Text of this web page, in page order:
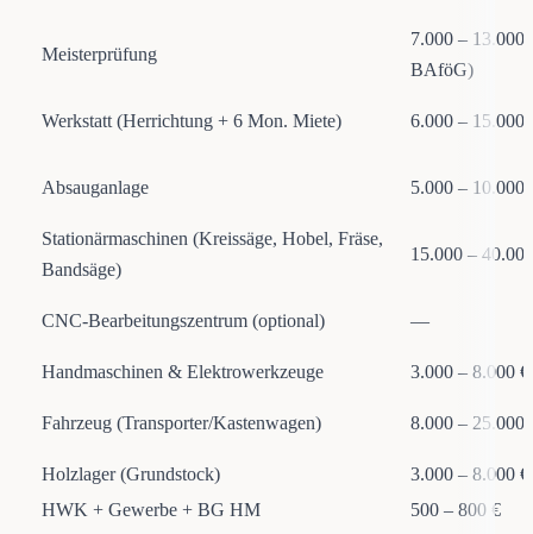
Meisterprüfung
7.000 – 13.000
BAföG)
Werkstatt (Herrichtung + 6 Mon. Miete) 6.000 – 15.000
Absauganlage 5.000 – 10.000
Stationärmaschinen (Kreissäge, Hobel, Fräse,
Bandsäge)
15.000 –
CNC-Bearbeitungszentrum (optional) —
Handmaschinen & Elektrowerkzeuge 3.000 – 8.000 €
Fahrzeug (Transporter/Kastenwagen) 8.000 – 25.000
Holzlager (Grundstock)
3.000 – 8.000 €
HWK + Gewerbe + BG HM
500 – 800 €